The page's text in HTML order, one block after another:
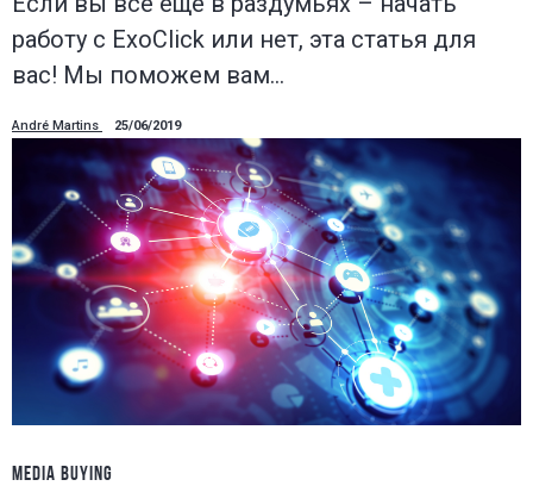
работу с ExoClick или нет, эта статья для
вас! Мы поможем вам…
André Martins 25/06/2019
MEDIA BUYING